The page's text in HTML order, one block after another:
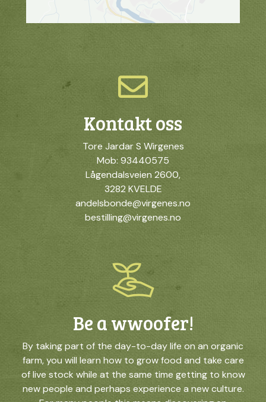
Kontakt oss
Tore Jardar S Wirgenes
Mob: 93440575
Lågendalsveien 2600,
3282 KVELDE
andelsbonde@virgenes.no
bestilling@virgenes.no
Be a wwoofer!
By taking part of the day-to-day life on an organic
farm, you will learn how to grow food and take care
of live stock while at the same time getting to know
new people and perhaps experience a new culture.